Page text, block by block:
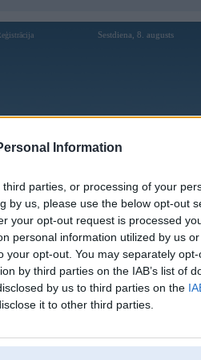
Information
parties, or processing of your
by us, please use the below opt-out
your opt-out request is processed
personal information utilized by us
your opt-out. You may separately
by third parties on the IAB’s list of
by us to third parties on the
it to other third parties.
Sestdiena, 8. augusts
Lietotāji
profils
Pēdējo reizi manīts: 22. Jul 2021, 23:33
Stalwart
Rīga
XV1600
436